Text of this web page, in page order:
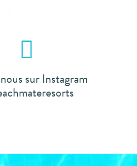
sur Instagram